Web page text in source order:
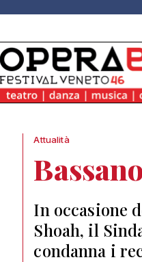
Attualità
In occasione
Shoah, il
condanna i